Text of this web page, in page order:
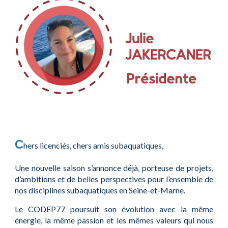
Chers licenciés, chers amis subaquatiques,
Une nouvelle saison s’annonce déjà, porteuse de projets,
d’ambitions et de belles perspectives pour l’ensemble de
nos disciplines subaquatiques en Seine-et-Marne.
Le CODEP77 poursuit son évolution avec la même
énergie, la même passion et les mêmes valeurs qui nous